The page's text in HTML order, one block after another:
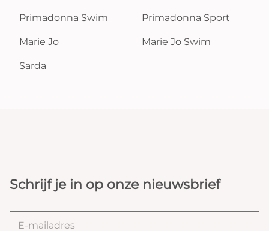
Primadonna Swim Primadonna Sport
Marie Jo Marie Jo Swim
Sarda
Schrijf je in op onze nieuwsbrief